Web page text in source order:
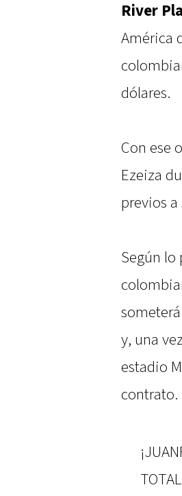
River
América
dólares.
Con ese
Ezeiza
previos
Según lo
y, una
estadio
contrato.